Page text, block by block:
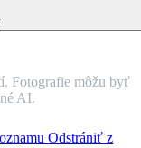
sú tu nové pánske